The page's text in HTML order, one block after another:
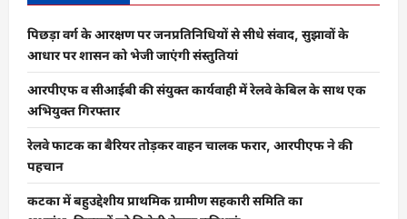
पिछड़ा वर्ग के आरक्षण पर जनप्रतिनिधियों से सीधे संवाद, सुझावों के
आधार पर शासन को भेजी जाएंगी संस्तुतियां
आरपीएफ व सीआईबी की संयुक्त कार्यवाही में रेलवे केबिल के साथ एक
अभियुक्त गिरफ्तार
रेलवे फाटक का बैरियर तोड़कर वाहन चालक फरार, आरपीएफ ने की
पहचान
कटका में बहुउद्देशीय प्राथमिक ग्रामीण सहकारी समिति का